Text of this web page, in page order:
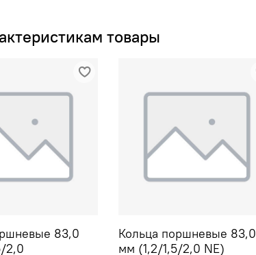
товары
83,0
2,0
Кольца поршневые 83,0
мм (1,2/1,5/2,0 NE)